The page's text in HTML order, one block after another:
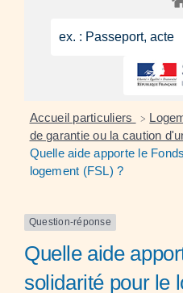
Accueil particuliers >
de garantie ou la caution
Quelle aide apporte le
logement (FSL) ?
Question-réponse
Quelle aide
solidarité pour le